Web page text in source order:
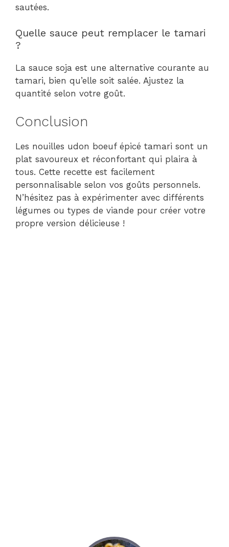
sautées.
Quelle sauce peut remplacer le tamari
?
La sauce soja est une alternative courante au
tamari, bien qu’elle soit salée. Ajustez la
quantité selon votre goût.
Conclusion
Les nouilles udon boeuf épicé tamari sont un
plat savoureux et réconfortant qui plaira à
tous. Cette recette est facilement
personnalisable selon vos goûts personnels.
N’hésitez pas à expérimenter avec différents
légumes ou types de viande pour créer votre
propre version délicieuse !